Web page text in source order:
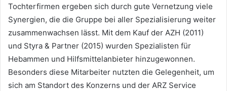
Tochterfirmen ergeben sich durch gute Vernetzung viele
Synergien, die die Gruppe bei aller Spezialisierung weiter
zusammenwachsen lässt. Mit dem Kauf der AZH (2011)
und Styra & Partner (2015) wurden Spezialisten für
Hebammen und Hilfsmittelanbieter hinzugewonnen.
Besonders diese Mitarbeiter nutzten die Gelegenheit, um
sich am Standort des Konzerns und der ARZ Service